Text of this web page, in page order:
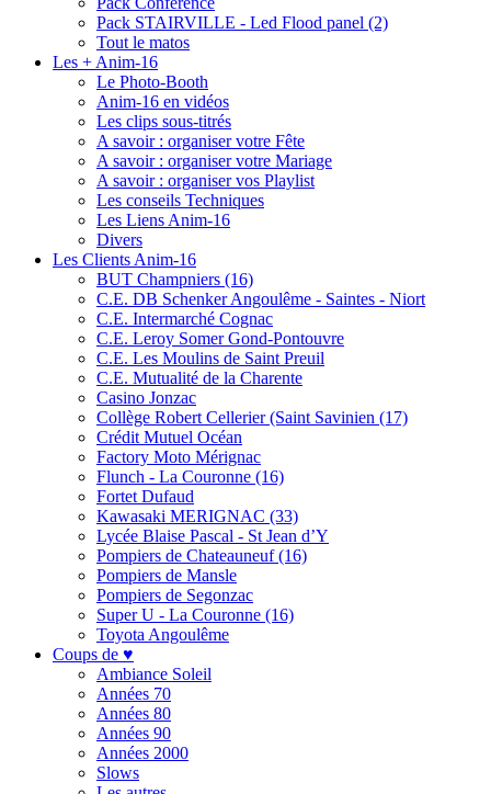
Pack STAIRVILLE - Led Flood panel (2)
Tout le matos
Les + Anim-16
Le Photo-Booth
Anim-16 en vidéos
Les clips sous-titrés
A savoir : organiser votre Fête
A savoir : organiser votre Mariage
A savoir : organiser vos Playlist
Les conseils Techniques
Les Liens Anim-16
Divers
Les Clients Anim-16
BUT Champniers (16)
C.E. DB Schenker Angoulême - Saintes - Niort
C.E. Intermarché Cognac
C.E. Leroy Somer Gond-Pontouvre
C.E. Les Moulins de Saint Preuil
C.E. Mutualité de la Charente
Casino Jonzac
Collège Robert Cellerier (Saint Savinien (17)
Crédit Mutuel Océan
Factory Moto Mérignac
Flunch - La Couronne (16)
Fortet Dufaud
Kawasaki MERIGNAC (33)
Lycée Blaise Pascal - St Jean d’Y
Pompiers de Chateauneuf (16)
Pompiers de Mansle
Pompiers de Segonzac
Super U - La Couronne (16)
Toyota Angoulême
Coups de ♥
Ambiance Soleil
Années 70
Années 80
Années 90
Années 2000
Slows